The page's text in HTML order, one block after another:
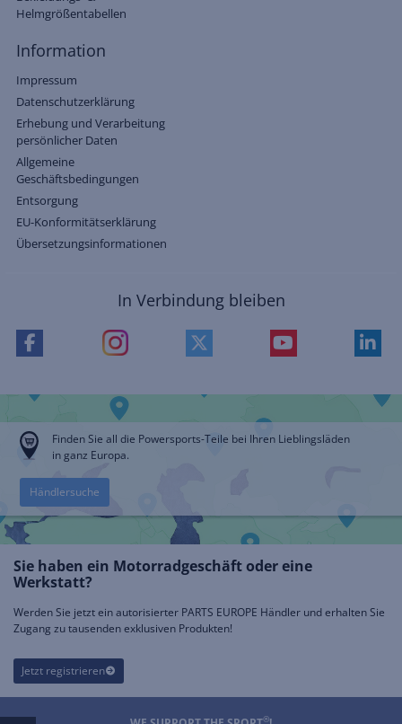
Helmgrößentabellen
Information
Impressum
Datenschutzerklärung
Erhebung und Verarbeitung
persönlicher Daten
Allgemeine
Geschäftsbedingungen
Entsorgung
EU-Konformitätserklärung
Übersetzungsinformationen
In Verbindung bleiben
Finden Sie all die Powersports-Teile bei Ihren Lieblingsläden
in ganz Europa.
Händlersuche
Sie haben ein Motorradgeschäft oder eine
Werkstatt?
Werden Sie jetzt ein autorisierter PARTS EUROPE Händler und erhalten Sie
Zugang zu tausenden exklusiven Produkten!
Jetzt registrieren
®